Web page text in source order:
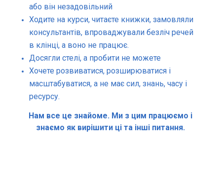
або він незадовільний
Ходите на курси, читаєте книжки, замовляли
консультантів, впроваджували безліч речей
в клінці, а воно не працює.
Досягли стелі, а пробити не можете
Хочете розвиватися, розширюватися і
масштабуватися, а не має сил, знань, часу і
ресурсу.
Нам все це знайоме. Ми з цим працюємо і
знаємо як вирішити ці та інші питання.